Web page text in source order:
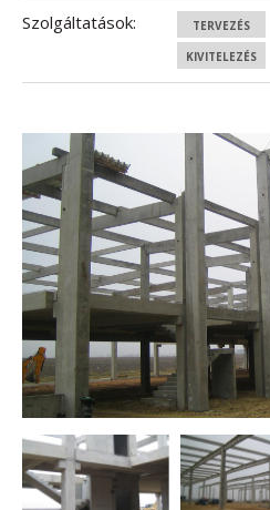
Szolgáltatások: TERVEZÉS
KIVITELEZÉS